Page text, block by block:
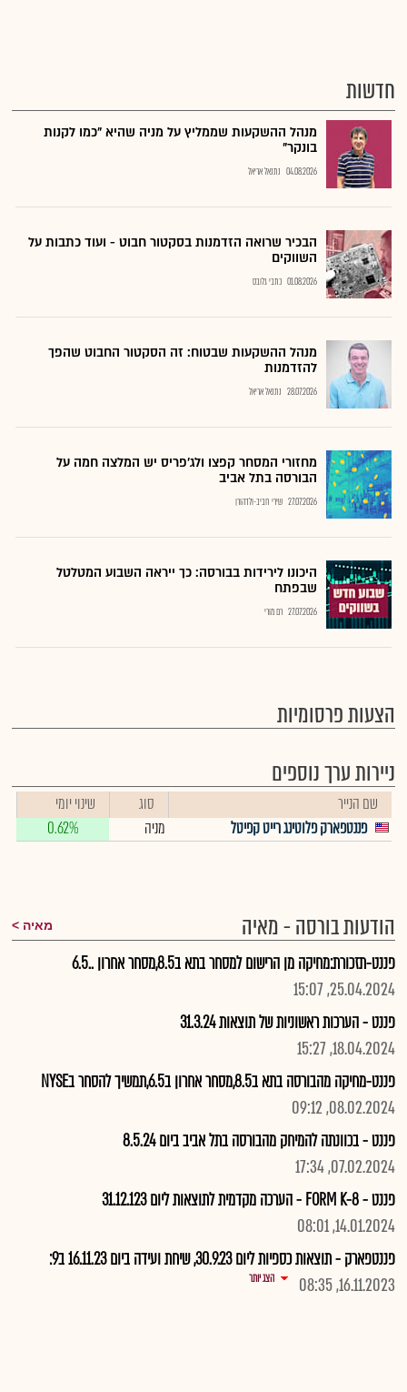
חדשות
מנהל ההשקעות שממליץ על מניה שהיא "כמו לקנות
בונקר"
04.08.2026 נתנאל אריאל
הבכיר שרואה הזדמנות בסקטור חבוט - ועוד כתבות על
השווקים
01.08.2026 כתבי גלובס
מנהל ההשקעות שבטוח: זה הסקטור החבוט שהפך
להזדמנות
28.07.2026 נתנאל אריאל
מחזורי המסחר קפצו ולג'פריס יש המלצה חמה על
הבורסה בתל אביב
27.07.2026 שירי חביב-ולדהורן
היכונו לירידות בבורסה: כך ייראה השבוע המטלטל
שבפתח
27.07.2026 רם מורי
הצעות פרסומיות
ניירות ערך נוספים
שם הנייר סוג
שינוי יומי
פננטפארק פלוטינג רייט קפיטל
מניה 0.62%
הודעות בורסה - מאיה מאיה
פננט-תזכורת:מחיקה מן הרישום למסחר בתא ב8.5,מסחר אחרון ..6.5
25.04.2024, 15:07
פננט - הערכות ראשוניות של תוצאות 31.3.24
18.04.2024, 15:27
פננט-מחיקה מהבורסה בתא ב8.5,מסחר אחרון ב6.5,תמשיך להסחר בNYSE
08.02.2024, 09:12
פננט - בכוונתה להמיחק מהבורסה בתל אביב ביום 8.5.24
07.02.2024, 17:34
פננט - FORM K-8 - הערכה מקדמית לתוצאות ליום 31.12.123
14.01.2024, 08:01
פננטפארק - תוצאות כספיות ליום 30.9.23, שיחת ועידה ביום 16.11.23 ב9:
16.11.2023, 08:35
הצג יותר